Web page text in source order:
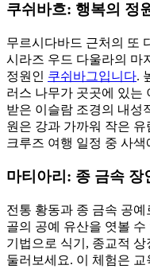
쿠쉬바흐: 행복의 정
무르시다바드 근처의 또
시라즈 우드 다울라의 마
정원인 쿠쉬바그입니다.
러스 나무가 곳곳에 있는
받은 이슬람 조경의 내성
원은 강과 가까워 작은
크루즈 여행 일정 중 사
마티아리: 종 금속 장
전통 황동과 종 금속 공예
골의 공예 유산을 엿볼
기법으로 식기, 종교적
둘러보세요. 이 체험은